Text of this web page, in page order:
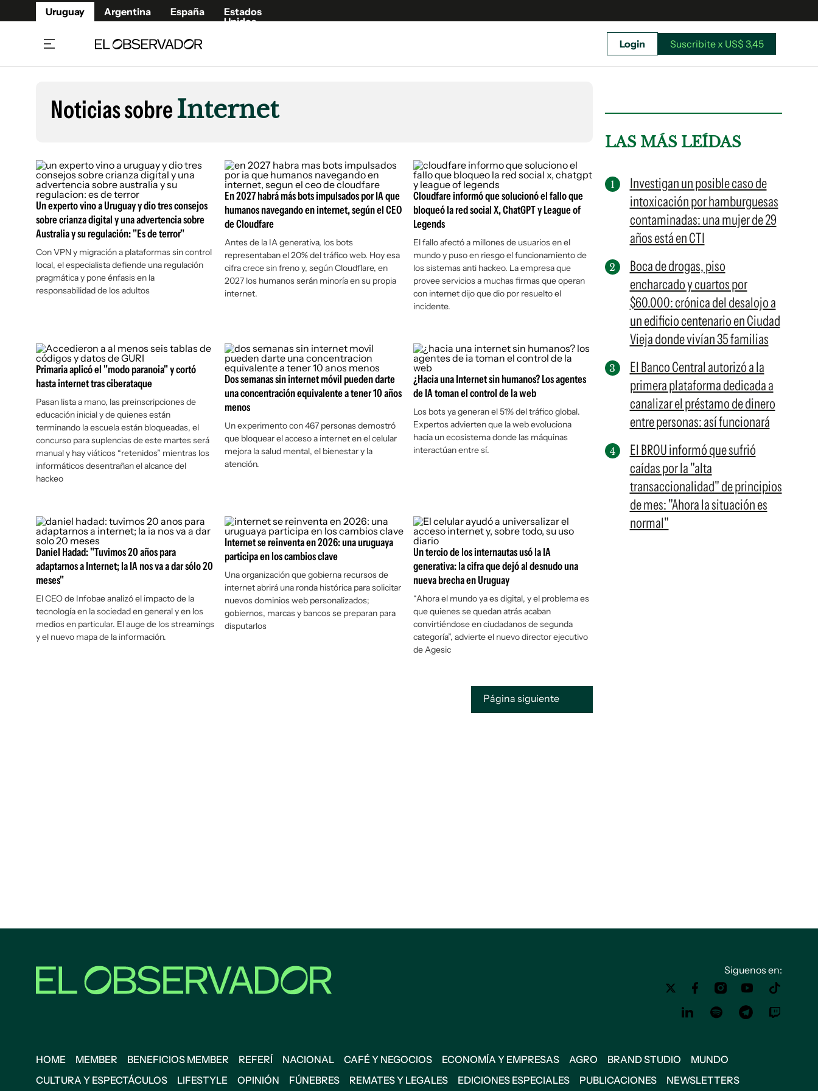
Uruguay Argentina España
Estados
Unidos
Beneficios Member
Café y Negocios
Economía y Empresas
Agro
Brand Studio
Mundo
Cultura y Espectáculos
Fúnebres
Publicaciones
Newsletters
Argentina
España
Estados Unidos
Suscribite x US$ 3,45
Login Suscribite x US$ 3,45
Noticias sobreInternet
Un experto vino a Uruguay y dio tres consejos
sobre crianza digital y una advertencia sobre
Australia y su regulación: "Es de terror"
Con VPN y migración a plataformas sin control
local, el especialista defiende una regulación
pragmática y pone énfasis en la
responsabilidad de los adultos
En 2027 habrá más bots impulsados por IA que
humanos navegando en internet, según el CEO
de Cloudfare
Antes de la IA generativa, los bots
representaban el 20% del tráfico web. Hoy esa
cifra crece sin freno y, según Cloudflare, en
2027 los humanos serán minoría en su propia
internet.
Cloudfare informó que solucionó el fallo que
bloqueó la red social X, ChatGPT y League of
Legends
El fallo afectó a millones de usuarios en el
mundo y puso en riesgo el funcionamiento de
los sistemas anti hackeo. La empresa que
provee servicios a muchas firmas que operan
con internet dijo que dio por resuelto el
incidente.
Primaria aplicó el "modo paranoia" y cortó
hasta internet tras ciberataque
Pasan lista a mano, las preinscripciones de
educación inicial y de quienes están
terminando la escuela están bloqueadas, el
concurso para suplencias de este martes será
manual y hay viáticos “retenidos” mientras los
informáticos desentrañan el alcance del
hackeo
Dos semanas sin internet móvil pueden darte
una concentración equivalente a tener 10 años
menos
Un experimento con 467 personas demostró
que bloquear el acceso a internet en el celular
mejora la salud mental, el bienestar y la
atención.
¿Hacia una Internet sin humanos? Los agentes
de IA toman el control de la web
Los bots ya generan el 51% del tráfico global.
Expertos advierten que la web evoluciona
hacia un ecosistema donde las máquinas
interactúan entre sí.
Daniel Hadad: "Tuvimos 20 años para
adaptarnos a Internet; la IA nos va a dar sólo 20
meses"
El CEO de Infobaeanalizó el impacto de la
tecnología en la sociedad en general y en los
medios en particular. El auge de los streamings
y el nuevo mapa de la información.
Internet se reinventa en 2026: una uruguaya
participa en los cambios clave
Una organización que gobierna recursos de
internet abrirá una ronda histórica para solicitar
nuevos dominios web personalizados;
gobiernos, marcas y bancos se preparan para
disputarlos
Un tercio de los internautas usó la IA
generativa: la cifra que dejó al desnudo una
nueva brecha en Uruguay
“Ahora el mundo ya es digital, y el problema es
que quienes se quedan atrás acaban
convirtiéndose en ciudadanos de segunda
categoría”, advierte el nuevo director ejecutivo
de Agesic
Página siguiente
LAS MÁS LEÍDAS
Investigan un posible caso de
intoxicación por hamburguesas
contaminadas: una mujer de 29
años está en CTI
Boca de drogas, piso
encharcado y cuartos por
$60.000: crónica del desalojo a
un edificio centenario en Ciudad
Vieja donde vivían 35 familias
El Banco Central autorizó a la
primera plataforma dedicada a
canalizar el préstamo de dinero
entre personas: así funcionará
El BROU informó que sufrió
caídas por la "alta
transaccionalidad" de principios
de mes: "Ahora la situación es
normal"
Siguenos en:
HOME MEMBER BENEFICIOS MEMBER REFERÍ NACIONAL CAFÉ Y NEGOCIOS ECONOMÍA Y EMPRESAS AGRO BRAND STUDIO
MUNDO
CULTURA Y ESPECTÁCULOS
LIFESTYLE OPINIÓN FÚNEBRES REMATES Y LEGALES EDICIONES ESPECIALES PUBLICACIONES NEWSLETTERS